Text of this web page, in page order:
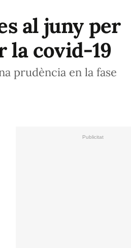
al juny per
la covid-19
prudència en la fase